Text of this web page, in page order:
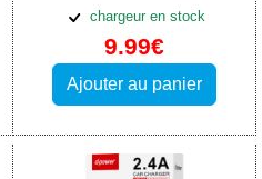
chargeur en stock
9.99€
Ajouter au panier